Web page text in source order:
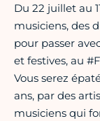
Du 22 juillet au
musiciens, des
pour passer
et festives, au
Vous serez
ans, par des
musiciens qui